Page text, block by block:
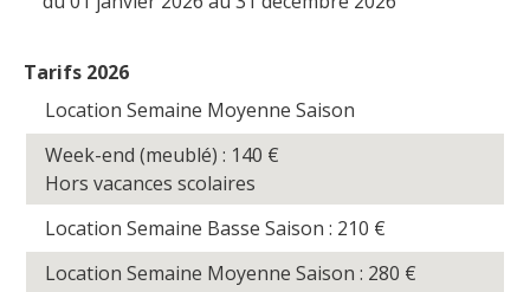
Tarifs 2026
Location Semaine Moyenne Saison
Week-end (meublé) : 140 €
Hors vacances scolaires
Location Semaine Basse Saison : 210 €
Location Semaine Moyenne Saison : 280 €